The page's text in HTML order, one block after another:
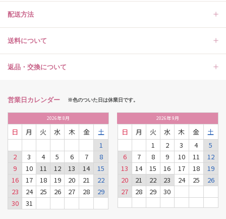
配送方法
送料について
返品・交換について
営業日カレンダー ※色のついた日は休業日です。
2026年8月
日 月 火 水 木 金
土
1
2
3 4 5 6 7
8
9
10 11 12 13 14
15
16
17 18 19 20 21
22
23
24 25 26 27 28
29
30
31
2026年9月
日 月 火 水 木 金
土
1
2 3 4
5
6
7 8 9 10 11
12
13
14 15 16 17 18
19
20
21 22 23 24 25
26
27
28 29 30